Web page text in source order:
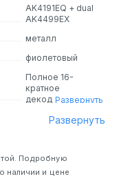
Качественные
ему
особенность
ношения с
и ярким
оснащен двумя
высокую
AK4191EQ + dual
AK4499EX
металл
фиолетовый
Полное 16-
кратное
декодирование
Развернуть
Развернуть
Подробную
наличии и цене